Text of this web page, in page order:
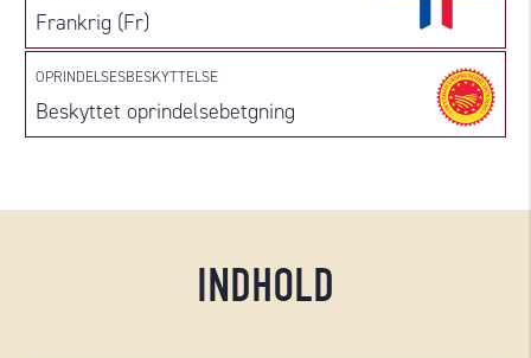
Frankrig (Fr)
OPRINDELSESBESKYTTELSE
Beskyttet oprindelsebetgning
INDHOLD